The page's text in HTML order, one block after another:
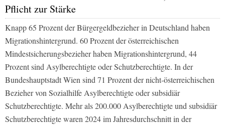
Pflicht zur Stärke
Knapp 65 Prozent der Bürgergeldbezieher in Deutschland haben
Migrationshintergrund. 60 Prozent der österreichischen
Mindestsicherungsbezieher haben Migrationshintergrund, 44
Prozent sind Asylberechtigte oder Schutzberechtigte. In der
Bundeshauptstadt Wien sind 71 Prozent der nicht-österreichischen
Bezieher von Sozialhilfe Asylberechtigte oder subsidiär
Schutzberechtigte. Mehr als 200.000 Asylberechtigte und subsidiär
Schutzberechtigte waren 2024 im Jahresdurchschnitt in der